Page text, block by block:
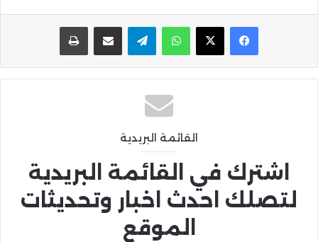
واتساب تيلقرام مشاركة عبر البريد
القائمة البريدية
اشترك في القائمة البريدية
لتصلك احدث اخبار وتحديثات
الموقع